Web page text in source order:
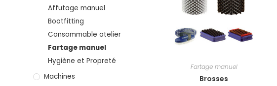
Affutage manuel
Bootfitting
Consommable atelier
Fartage manuel
Hygiène et Propreté
Machines
Fartage manuel
Brosses